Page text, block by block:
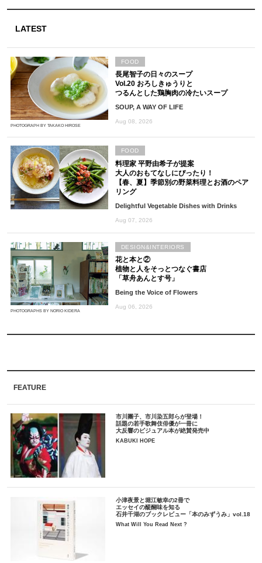
LATEST
PHOTOGRAPH BY TAKAKO HIROSE
長尾智子の日々のスープ
Vol.20 おろしきゅうりと
つるんとした鶏胸肉の冷たいスープ
SOUP, A WAY OF LIFE
Aug 08, 2026
FOOD
料理家 平野由希子が提案
大人のおもてなしにぴったり！
【春、夏】季節別の野菜料理とお酒のペア
リング
Delightful Vegetable Dishes with Drinks
Aug 07, 2026
FOOD
PHOTOGRAPHS BY NORIO KIDERA
花と本と②
植物と人をそっとつなぐ書店
「草舟あんとす号」
Being the Voice of Flowers
Aug 06, 2026
DESIGN&INTERIORS
FEATURE
市川團子、市川染五郎らが登場！
話題の若手歌舞伎俳優が一冊に
大反響のビジュアル本が絶賛発売中
KABUKI HOPE
小津夜景と堀江敏幸の2冊で
エッセイの醍醐味を知る
石井千湖のブックレビュー「本のみずうみ」vol.18
What Will You Read Next ?